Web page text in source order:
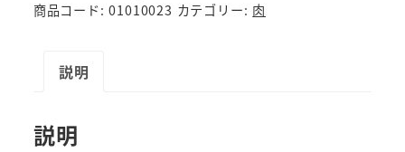
ジ
個
商品コード:01010023 カテゴリー: 肉
説明
説明